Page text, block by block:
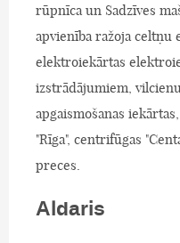
rūpnīca un Sadzīves
apvienība ražoja celtņu
elektroiekārtas
izstrādājumiem,
apgaismošanas
"Rīga", centrifūgas
preces.
Aldaris